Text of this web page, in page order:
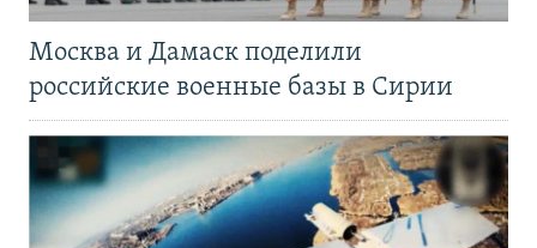
Москва и Дамаск поделили
российские военные базы в Сирии